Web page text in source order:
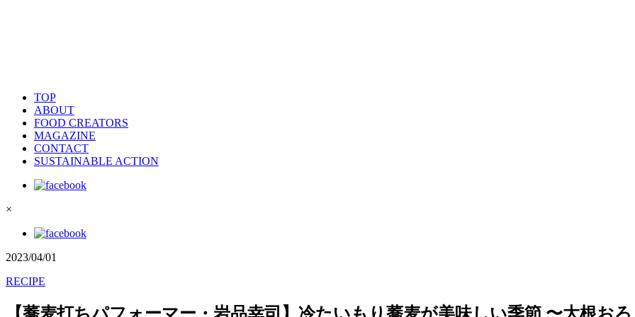
TOP
ABOUT
FOOD CREATORS
MAGAZINE
CONTACT
SUSTAINABLE ACTION
×
2023/04/01
RECIPE